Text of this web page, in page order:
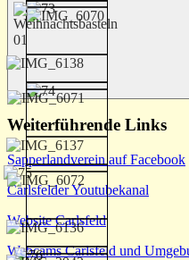
Suchen
Weiterführende Links
Sapperlandverein auf Facebook
Carlsfelder Youtubekanal
Website Carlsfeld
Webcams Carlsfeld und